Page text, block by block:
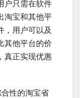
户只需在软件
淘宝和其他平
，用户可以及
其他平台的价
真正实现优惠
合性的淘宝省